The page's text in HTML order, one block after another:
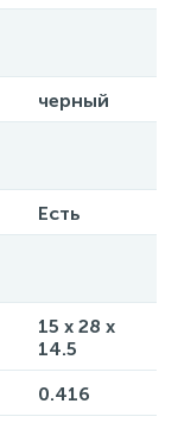
черный
Есть
15 x 28 x
14.5
0.416